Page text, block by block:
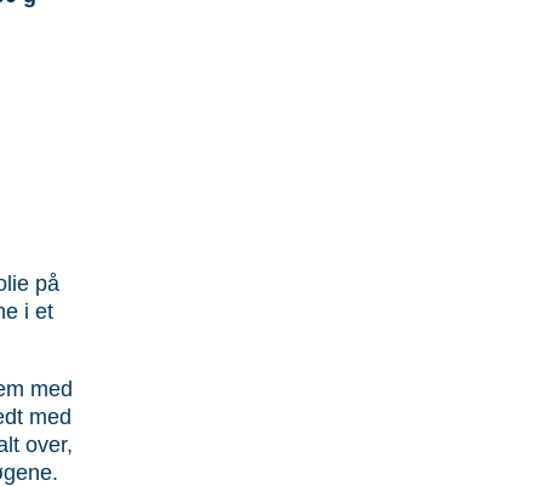
på
i et
med
med
over,